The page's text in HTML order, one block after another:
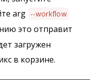
arg --workflow
это отправит
загружен
в корзине.